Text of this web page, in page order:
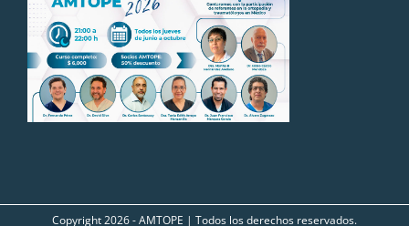
Copyright2026 - AMTOPE | Todos los derechos reservados.